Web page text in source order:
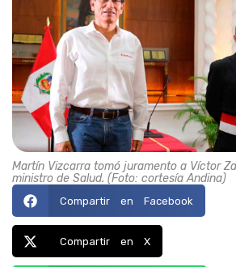
Martín Vizcarra tomó juramento a Víctor
ministro de Salud. (Foto: cortesía Andina)
Compartir en Facebook
Compartir en X